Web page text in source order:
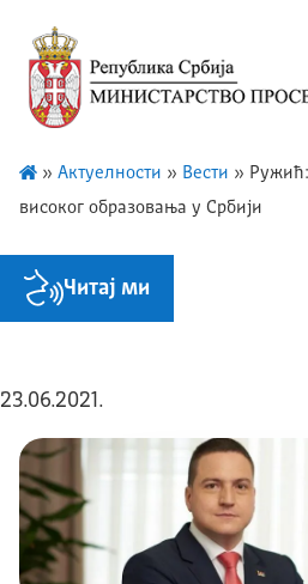
» Актуелности » Вести »
високог образовања у Србији
Читај ми
23.06.2021.